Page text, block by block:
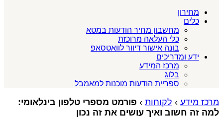
מחירון
כלים
מחשבון מחיר הודעות במטא
כלי העלאה מרוכזת
בונה אישור דיוור לוואטסאפ
ידע ומדריכים
מרכז המידע
בלוג
ספריית הודעות מוכנות למאמבל
מרכז מידע › לקוחות › פורמט מספרי טלפון בינלאומי:
למה זה חשוב ואיך עושים את זה נכון